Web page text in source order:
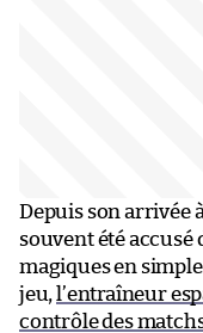
Depuis son arrivée
souvent été
magiques en
jeu, l’entraîneur
contrôle des